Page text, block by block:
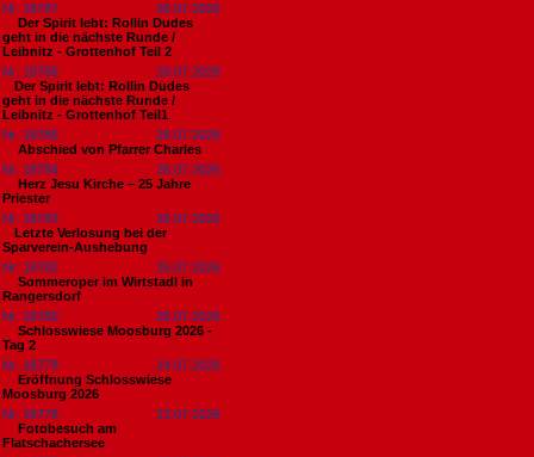
Nr. 18787
26.07.2026
Der Spirit lebt: Rollin Dudes
geht in die nächste Runde /
Leibnitz - Grottenhof Teil 2
Nr. 18786
26.07.2026
​Der Spirit lebt: Rollin Dudes
geht in die nächste Runde /
Leibnitz - Grottenhof Teil1
Nr. 18785
26.07.2026
Abschied von Pfarrer Charles
Nr. 18784
26.07.2026
Herz Jesu Kirche – 25 Jahre
Priester
Nr. 18783
25.07.2026
​Letzte Verlosung bei der
Sparverein-Aushebung
Nr. 18782
25.07.2026
Sommeroper im Wirtstadl in
Rangersdorf
Nr. 18780
25.07.2026
Schlosswiese Moosburg 2026 -
Tag 2
Nr. 18779
24.07.2026
Eröffnung Schlosswiese
Moosburg 2026
Nr. 18778
23.07.2026
Fotobesuch am
Flatschachersee